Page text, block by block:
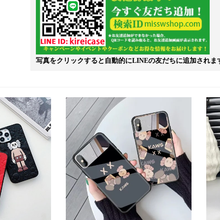
写真をクリックすると自動的にLINEの友だちに追加されま